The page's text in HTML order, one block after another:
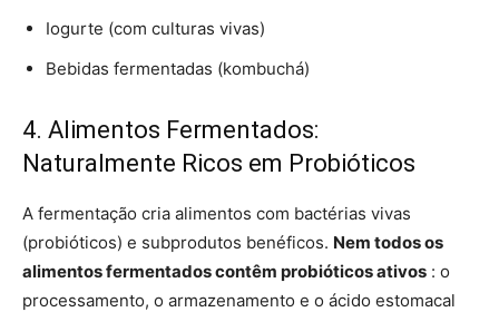
Iogurte (com culturas vivas)
Bebidas fermentadas (kombuchá)
4. Alimentos Fermentados:
Naturalmente Ricos em Probióticos
A fermentação cria alimentos com bactérias vivas
(probióticos) e subprodutos benéficos. Nem todos os
alimentos fermentados contêm probióticos ativos : o
processamento, o armazenamento e o ácido estomacal